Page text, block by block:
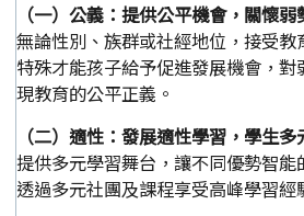
（一）公義：提供公平機會，關懷弱
無論性別、族群或社經地位，接受
特殊才能孩子給予促進發展機會，
現教育的公平正義。
（二）適性：發展適性學習，學生多
提供多元學習舞台，讓不同優勢智能
透過多元社團及課程享受高峰學習經